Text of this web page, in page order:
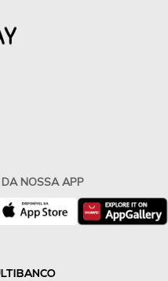
NOSSA APP